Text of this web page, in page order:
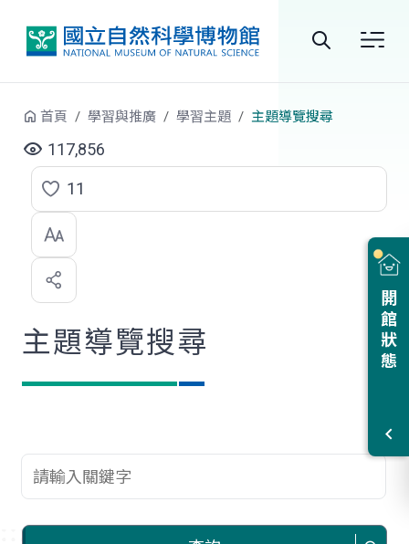
站
尋
開館狀態
首頁 學習與推廣 學習主題 主題導覽搜尋
117,856
點
選
喜
歡
11
主題導覽搜尋
查詢關鍵字